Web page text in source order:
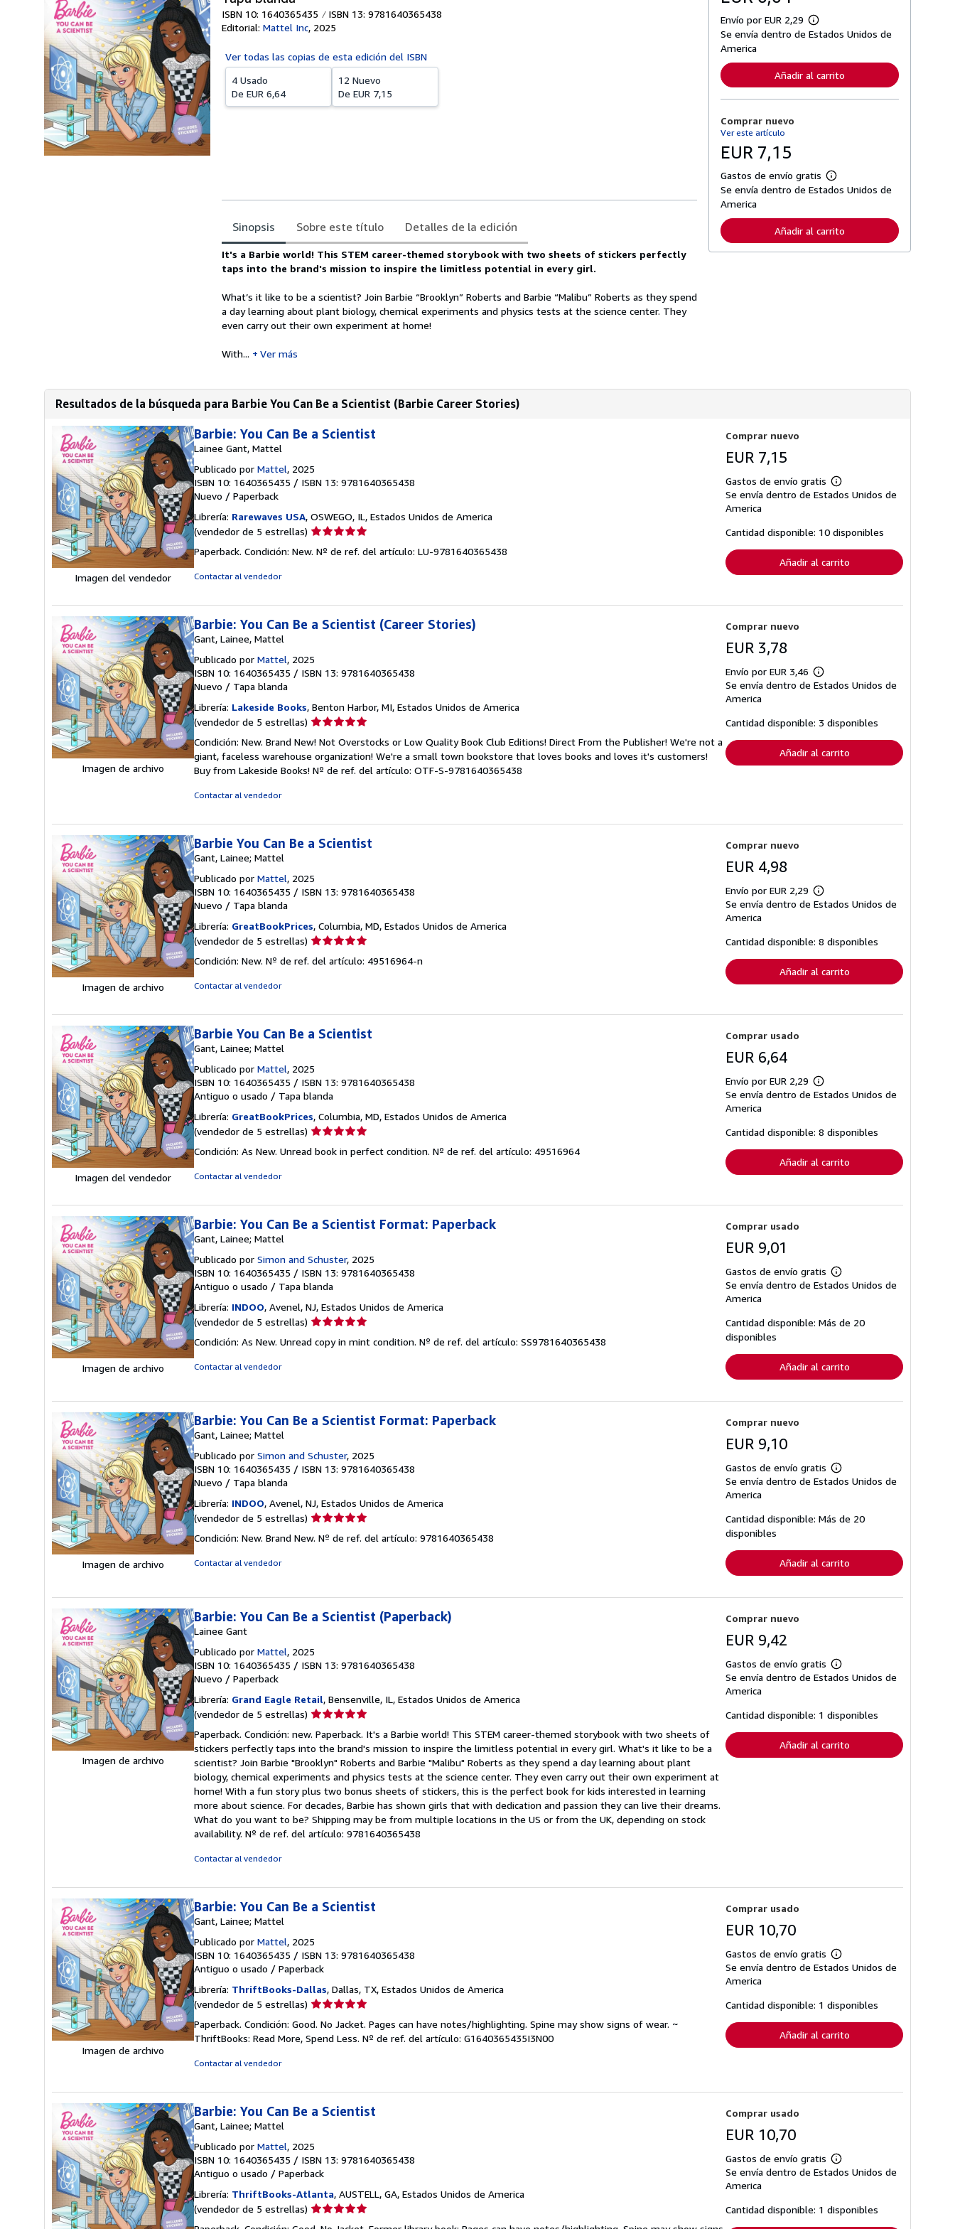
ISBN 10: 1640365435
ISBN 13: 9781640365438
Editorial: Mattel Inc, 2025
Ver todas las copias de esta edición del ISBN
4 Usado
De EUR 6,64
12 Nuevo
De EUR 7,15
Sinopsis Sobre este título Detalles de la edición
Sinopsis
It's a Barbie world! This STEM career-themed storybook with two sheets of stickers perfectly
taps into the brand's mission to inspire the limitless potential in every girl.
What’s it like to be a scientist? Join Barbie “Brooklyn” Roberts and Barbie “Malibu” Roberts as they spend
a day learning about plant biology, chemical experiments and physics tests at the science center. They
even carry out their own experiment at home!
With... Ver más
Envío por EUR 2,29
M
á
f
o
r
s
b
e
l
a
í
Se envía dentro de Estados Unidos de
America
Añadir al carrito
Comprar nuevo
Ver este artículo
EUR 7,15
Gastos de envío gratis
M
á
f
o
r
a
s
d
e
v
o
Se envía dentro de Estados Unidos de
America
Añadir al carrito
Resultados de la búsqueda para Barbie You Can Be a Scientist (Barbie Career Stories)
Imagen del vendedor
Barbie: You Can Be a Scientist
Lainee Gant, Mattel
Publicado por Mattel, 2025
ISBN 10: 1640365435 / ISBN 13: 9781640365438
Nuevo / Paperback
Librería: Rarewaves USA, OSWEGO, IL, Estados Unidos de America
(vendedor de 5 estrellas) Calificación
vendedor:
Paperback. Condición: New. Nº de ref. del artículo: LU-9781640365438
Contactar al vendedor
Comprar nuevo
EUR 7,15
Gastos de envío gratis
Más
información
tarifas
de
envío
Se envía dentro de Estados Unidos de
America
Cantidad disponible: 10 disponibles
Añadir al carrito
Imagen de archivo
Barbie: You Can Be a Scientist (Career Stories)
Gant, Lainee, Mattel
Publicado por Mattel, 2025
ISBN 10: 1640365435 / ISBN 13: 9781640365438
Nuevo / Tapa blanda
Librería: Lakeside Books, Benton Harbor, MI, Estados Unidos de America
(vendedor de 5 estrellas) Calificación
vendedor:
5
de
Condición: New. Brand New! Not Overstocks or Low Quality Book Club Editions! Direct From the Publisher! We're not a
giant, faceless warehouse organization! We're a small town bookstore that loves books and loves it's customers!
Buy from Lakeside Books! Nº de ref. del artículo: OTF-S-9781640365438
Contactar al vendedor
Comprar nuevo
EUR 3,78
Envío por EUR 3,46
Más
información
tarifas
de
envío
Se envía dentro de Estados Unidos de
America
Cantidad disponible: 3 disponibles
Añadir al carrito
Imagen de archivo
Barbie You Can Be a Scientist
Gant, Lainee; Mattel
Publicado por Mattel, 2025
ISBN 10: 1640365435 / ISBN 13: 9781640365438
Nuevo / Tapa blanda
Librería: GreatBookPrices, Columbia, MD, Estados Unidos de America
(vendedor de 5 estrellas) Calificación
vendedor:
Condición: New. Nº de ref. del artículo: 49516964-n
Contactar al vendedor
Comprar nuevo
EUR 4,98
Envío por EUR 2,29
Más
información
tarifas
de
envío
Se envía dentro de Estados Unidos de
America
Cantidad disponible: 8 disponibles
Añadir al carrito
Imagen del vendedor
Barbie You Can Be a Scientist
Gant, Lainee; Mattel
Publicado por Mattel, 2025
ISBN 10: 1640365435 / ISBN 13: 9781640365438
Antiguo o usado / Tapa blanda
Librería: GreatBookPrices, Columbia, MD, Estados Unidos de America
(vendedor de 5 estrellas) Calificación
vendedor:
Condición: As New. Unread book in perfect condition. Nº de ref. del artículo: 49516964
Contactar al vendedor
Comprar usado
EUR 6,64
Envío por EUR 2,29
Más
información
tarifas
de
envío
Se envía dentro de Estados Unidos de
America
Cantidad disponible: 8 disponibles
Añadir al carrito
Imagen de archivo
Barbie: You Can Be a Scientist Format: Paperback
Gant, Lainee; Mattel
Publicado por Simon and Schuster, 2025
ISBN 10: 1640365435 / ISBN 13: 9781640365438
Antiguo o usado / Tapa blanda
Librería: INDOO, Avenel, NJ, Estados Unidos de America
(vendedor de 5 estrellas) Calificación
vendedor:
estrellas
Condición: As New. Unread copy in mint condition. Nº de ref. del artículo: SS9781640365438
Contactar al vendedor
Comprar usado
EUR 9,01
Gastos de envío gratis
Más
información
tarifas
de
Se envía dentro de Estados Unidos de
America
Cantidad disponible: Más de 20
disponibles
Añadir al carrito
Imagen de archivo
Barbie: You Can Be a Scientist Format: Paperback
Gant, Lainee; Mattel
Publicado por Simon and Schuster, 2025
ISBN 10: 1640365435 / ISBN 13: 9781640365438
Nuevo / Tapa blanda
Librería: INDOO, Avenel, NJ, Estados Unidos de America
(vendedor de 5 estrellas) Calificación
vendedor:
estrellas
Condición: New. Brand New. Nº de ref. del artículo: 9781640365438
Contactar al vendedor
Comprar nuevo
EUR 9,10
Gastos de envío gratis
Más
información
tarifas
de
Se envía dentro de Estados Unidos de
America
Cantidad disponible: Más de 20
disponibles
Añadir al carrito
Imagen de archivo
Barbie: You Can Be a Scientist (Paperback)
Lainee Gant
Publicado por Mattel, 2025
ISBN 10: 1640365435 / ISBN 13: 9781640365438
Nuevo / Paperback
Librería: Grand Eagle Retail, Bensenville, IL, Estados Unidos de America
(vendedor de 5 estrellas) Calificación
vendedor:
5
de
5
estrellas
Paperback. Condición: new. Paperback. It's a Barbie world! This STEM career-themed storybook with two sheets of
stickers perfectly taps into the brand's mission to inspire the limitless potential in every girl. What's it like to be a
scientist? Join Barbie "Brooklyn" Roberts and Barbie "Malibu" Roberts as they spend a day learning about plant
biology, chemical experiments and physics tests at the science center. They even carry out their own experiment at
home! With a fun story plus two bonus sheets of stickers, this is the perfect book for kids interested in learning
more about science. For decades, Barbie has shown girls that with dedication and passion they can live their dreams.
What do you want to be? Shipping may be from multiple locations in the US or from the UK, depending on stock
availability. Nº de ref. del artículo: 9781640365438
Contactar al vendedor
Comprar nuevo
EUR 9,42
Gastos de envío gratis
Más
información
tarifas
de
envío
Se envía dentro de Estados Unidos de
America
Cantidad disponible: 1 disponibles
Añadir al carrito
Imagen de archivo
Barbie: You Can Be a Scientist
Gant, Lainee; Mattel
Publicado por Mattel, 2025
ISBN 10: 1640365435 / ISBN 13: 9781640365438
Antiguo o usado / Paperback
Librería: ThriftBooks-Dallas, Dallas, TX, Estados Unidos de America
(vendedor de 5 estrellas) Calificación
vendedor:
5
Paperback. Condición: Good. No Jacket. Pages can have notes/highlighting. Spine may show signs of wear. ~
ThriftBooks: Read More, Spend Less. Nº de ref. del artículo: G1640365435I3N00
Contactar al vendedor
Comprar usado
EUR 10,70
Gastos de envío gratis
Más
información
tarifas
de
envío
Se envía dentro de Estados Unidos de
America
Cantidad disponible: 1 disponibles
Añadir al carrito
Barbie: You Can Be a Scientist
Gant, Lainee; Mattel
Publicado por Mattel, 2025
ISBN 10: 1640365435 / ISBN 13: 9781640365438
Antiguo o usado / Paperback
Librería: ThriftBooks-Atlanta, AUSTELL, GA, Estados Unidos de America
(vendedor de 5 estrellas) Calificación
Comprar usado
EUR 10,70
Gastos de envío gratis
Más
información
tarifas
de
envío
Se envía dentro de Estados Unidos de
America
Cantidad disponible: 1 disponibles